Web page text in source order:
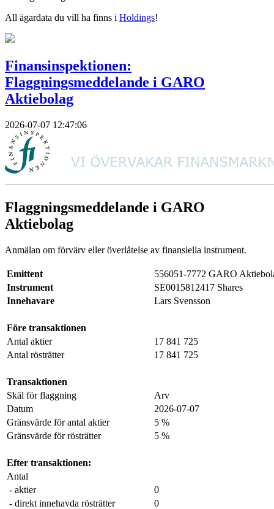
All ägardata du vill ha finns i Holdings!
Finansinspektionen:
Flaggningsmeddelande i GARO
Aktiebolag
2026-07-07 12:47:06
Flaggningsmeddelande i GARO
Aktiebolag
Anmälan om förvärv eller överlåtelse av finansiella instrument.
Emittent
556051-7772 GARO
Instrument
SE0015812417 Shares
Innehavare
Lars Svensson
Före transaktionen
Antal aktier
17 841 725
Antal rösträtter
17 841 725
Transaktionen
Skäl för flaggning
Arv
Datum
2026-07-07
Gränsvärde för antal aktier
5 %
Gränsvärde för rösträtter
5 %
Efter transaktionen:
Antal
- aktier
0
- direkt innehavda rösträtter
0